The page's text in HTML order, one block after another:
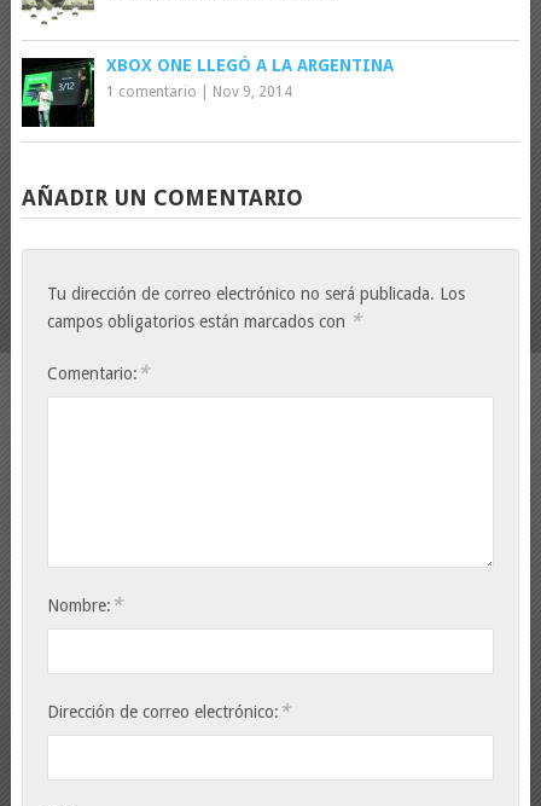
XBOX ONE LLEGÓ A LA ARGENTINA
1 comentario Nov 9, 2014
AÑADIR UN COMENTARIO
Tu dirección de correo electrónico no será publicada. Los
campos obligatorios están marcados con *
Comentario: *
Nombre: *
Dirección de correo electrónico: *